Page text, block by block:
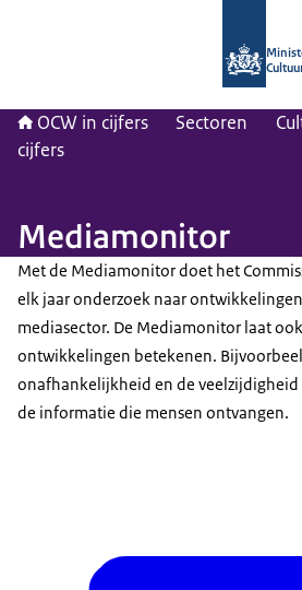
OCW in cijfers Sectoren
cijfers
Mediamonitor
Met de Mediamonitor doet het
elk jaar onderzoek naar
mediasector. De Mediamonitor laat
ontwikkelingen betekenen.
onafhankelijkheid en de veelzijdigheid
de informatie die mensen ontvangen.